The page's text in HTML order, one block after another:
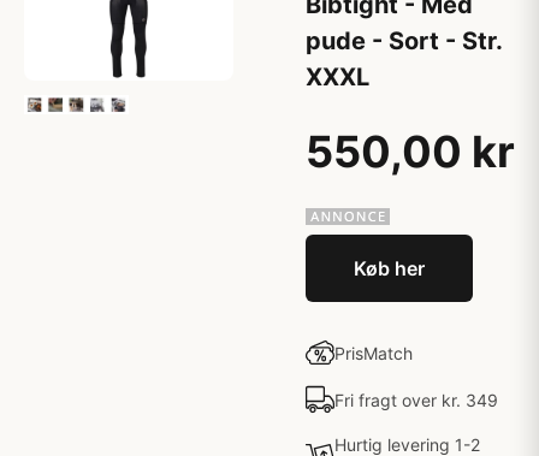
pude - Sort - Str.
XXXL
550,00 kr
Køb her
PrisMatch
Fri fragt over kr. 349
Hurtig levering 1-2